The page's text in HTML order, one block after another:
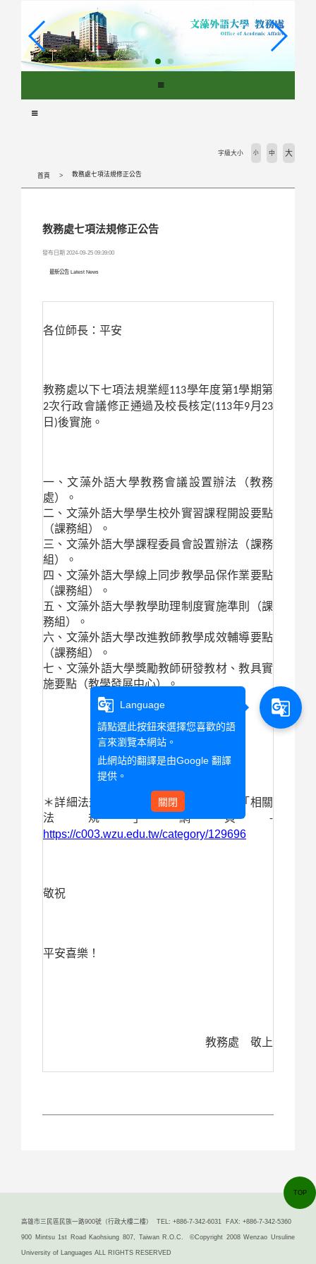
首頁 教務處七項法規修正公告
字級大小 小 中 大
教務處七項法規修正公告
發布日期 2024-09-25 09:39:00
最新公告 Latest News
各位師長：平安
教務處以下七項法規業經113學年度第1學期第
2次行政會議修正通過及校長核定(113年9月 23
日 )後實施。
一、文藻外語大學教務會議設置辦法（教務
處）。
二、文藻外語大學學生校外實習課程開設要點
（課務組）。
三、文藻外語大學課程委員會設置辦法（課務
組）。
四、文藻外語大學線上同步教學品保作業要點
（課務組）。
五、文藻外語大學教學助理制度實施準則（課
務組）。
六、文藻外語大學改進教師教學成效輔導要點
（課務組）。
七、 文藻外語大學獎勵教師研發教材、教具實
施要點（教學發展中心）。
＊詳細法規內容請參閱教務處各組中心「相關
法規」網頁 -
https://c003.wzu.edu.tw/category/129696
敬祝
平安喜樂！
教務處 敬上
高雄市三民區民族一路900號（行政大樓二樓） TEL: +886-7-342-6031 FAX: +886-7-342-5360
900 Mintsu 1st Road Kaohsiung 807, Taiwan R.O.C. ©Copyright 2008 Wenzao Ursuline
University of Languages ALL RIGHTS RESERVED
TOP
g_translate
Language
請點選此按鈕來選擇您喜歡的語
言來瀏覽本網站。
此網站的翻譯是由Google 翻譯
提供。
關閉
g_translate